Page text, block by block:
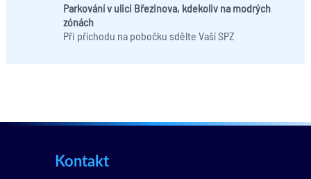
Parkování v ulici Březinova, kdekoliv na modrých
zónách
Při příchodu na pobočku sdělte Vaší SPZ
Kontakt